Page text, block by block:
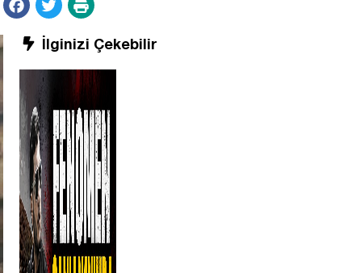
İlginizi Çekebilir